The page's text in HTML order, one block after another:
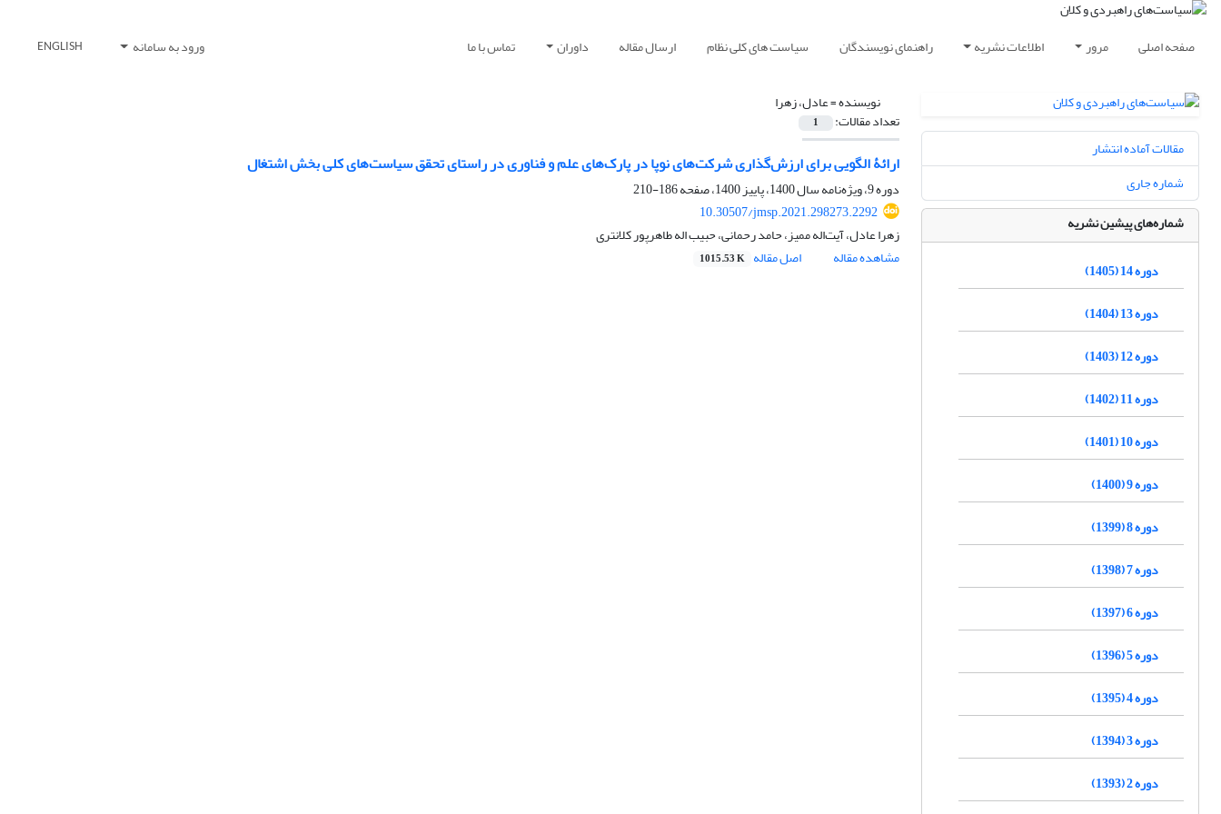
صفحه اصلی مرور اطلاعات نشریه راهنمای نویسندگان سیاست های کلی نظام ارسال مقاله داوران تماس با ما ورود به سامانه ENGLISH
نویسنده =عادل، زهرا
تعداد مقالات: 1
ارائۀ الگویی برای ارزش‌گذاری شرکت‌های نوپا در پارک‌های علم و فناوری در راستای تحقق سیاست‌های کلی بخش اشتغال
دوره 9، ویژه‌نامه سال 1400، پاییز 1400، صفحه
186-210
10.30507/jmsp.2021.298273.2292
زهرا عادل، آیتاله ممیز، حامد رحمانی، حبیب اله طاهرپور کلانتری
مشاهده مقاله
اصل مقاله 1015.53 K
مقالات آماده انتشار
شماره جاری
شماره‌های پیشین نشریه
دوره 14 (1405)
دوره 13 (1404)
دوره 12 (1403)
دوره 11 (1402)
دوره 10 (1401)
دوره 9 (1400)
دوره 8 (1399)
دوره 7 (1398)
دوره 6 (1397)
دوره 5 (1396)
دوره 4 (1395)
دوره 3 (1394)
دوره 2 (1393)